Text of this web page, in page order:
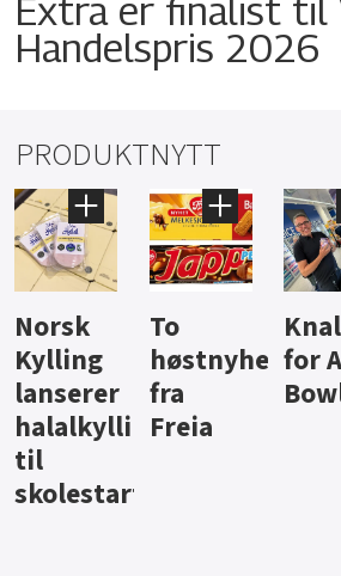
Extra er finalist til
Handelspris 2026
PRODUKTNYTT
Knalltall
for Açai
Bowl
Aass vil
bli
førstevalg
i lite-
jus